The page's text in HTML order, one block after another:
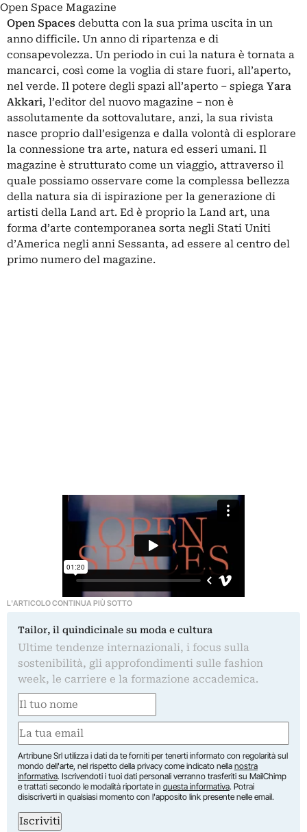
Open Space Magazine
Open Spaces debutta con la sua prima uscita in un
anno difficile. Un anno di ripartenza e di
consapevolezza. Un periodo in cui la natura è tornata a
mancarci, così come la voglia di stare fuori, all’aperto,
nel verde. Il potere degli spazi all’aperto – spiega Yara
Akkari, l’editor del nuovo magazine – non è
assolutamente da sottovalutare, anzi, la sua rivista
nasce proprio dall’esigenza e dalla volontà di esplorare
la connessione tra arte, natura ed esseri umani. Il
magazine è strutturato come un viaggio, attraverso il
quale possiamo osservare come la complessa bellezza
della natura sia di ispirazione per la generazione di
artisti della Land art. Ed è proprio la Land art, una
forma d’arte contemporanea sorta negli Stati Uniti
d’America negli anni Sessanta, ad essere al centro del
primo numero del magazine.
L'ARTICOLO CONTINUA PIÙ SOTTO
Tailor, il quindicinale su moda e cultura
Ultime tendenze internazionali, i focus sulla
sostenibilità, gli approfondimenti sulle fashion
week, le carriere e la formazione accademica.
Nome (Required)
Email(Required)
Artribune Srl utilizza i dati da te forniti per tenerti informato con regolarità sul
mondo dell'arte, nel rispetto della privacy come indicato nella nostra
informativa. Iscrivendoti i tuoi dati personali verranno trasferiti su MailChimp
e trattati secondo le modalità riportate in questa informativa. Potrai
disiscriverti in qualsiasi momento con l'apposito link presente nelle email.
Iscriviti